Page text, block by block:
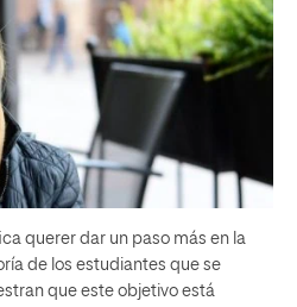
querer dar un paso más en la
de los estudiantes que se
que este objetivo está